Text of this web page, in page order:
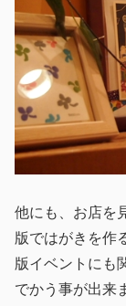
他にも、お店を
版ではがきを作
版イベントにも
でかう事が出来